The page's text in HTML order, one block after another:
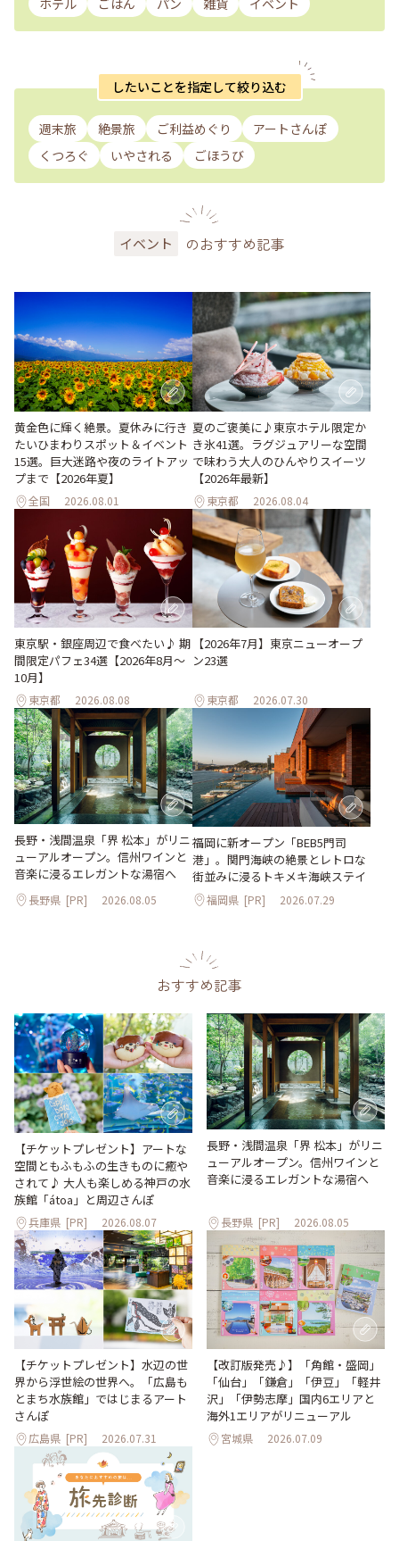
ホテル ごはん パン 雑貨 イベント
したいことを指定して絞り込む
週末旅 絶景旅 ご利益めぐり
アートさんぽ
くつろぐ
いやされる ごほうび
イベント のおすすめ記事
黄金色に輝く絶景。夏休みに行き
たいひまわりスポット＆イベント
15選。巨大迷路や夜のライトアッ
プまで【2026年夏】
全国 2026.08.01
夏のご褒美に♪東京ホテル限定か
き氷41選。ラグジュアリーな空間
で味わう大人のひんやりスイーツ
【2026年最新】
東京都 2026.08.04
東京駅・銀座周辺で食べたい♪ 期
間限定パフェ34選【2026年8月～
10月】
東京都 2026.08.08
【2026年7月】東京ニューオープ
ン23選
東京都 2026.07.30
長野・浅間温泉「界 松本」がリニ
ューアルオープン。信州ワインと
音楽に浸るエレガントな湯宿へ
長野県 [PR] 2026.08.05
福岡に新オープン「BEB5門司
港」。関門海峡の絶景とレトロな
街並みに浸るトキメキ海峡ステイ
福岡県 [PR] 2026.07.29
おすすめ記事
【チケットプレゼント】アートな
空間ともふもふの生きものに癒や
されて♪ 大人も楽しめる神戸の水
族館「átoa」と周辺さんぽ
兵庫県 [PR] 2026.08.07
長野・浅間温泉「界 松本」がリニ
ューアルオープン。信州ワインと
音楽に浸るエレガントな湯宿へ
長野県 [PR] 2026.08.05
【チケットプレゼント】水辺の世
界から浮世絵の世界へ。「広島も
とまち水族館」ではじまるアート
さんぽ
広島県 [PR] 2026.07.31
【改訂版発売♪】「角館・盛岡」
「仙台」「鎌倉」「伊豆」「軽井
沢」「伊勢志摩」国内6エリアと
海外1エリアがリニューアル
宮城県 2026.07.09